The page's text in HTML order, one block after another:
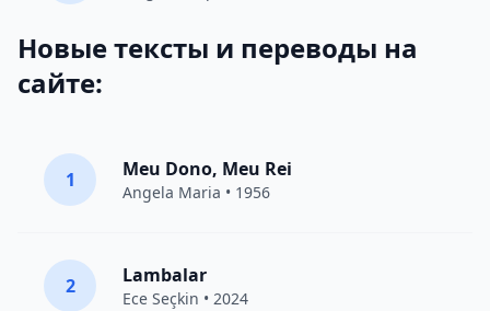
Новые тексты и переводы на
сайте:
1 Meu Dono, Meu Rei
Angela Maria • 1956
2 Lambalar
Ece Seçkin • 2024